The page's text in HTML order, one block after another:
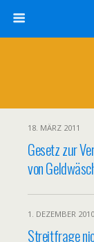
18. MÄRZ 2011
Gesetz zur
von
1. DEZEMBER 2010
Streitfrage